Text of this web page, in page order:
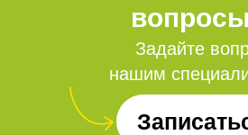
Задайте
нашим